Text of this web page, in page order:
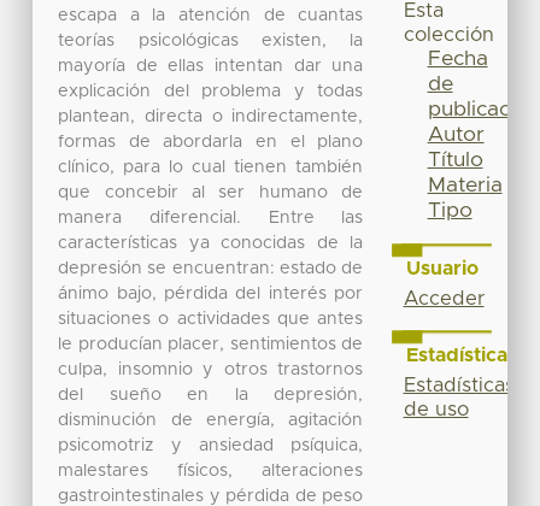
escapa a la atención de cuantas
teorías psicológicas existen, la
mayoría de ellas intentan dar una
explicación del problema y todas
plantean, directa o indirectamente,
formas de abordarla en el plano
clínico, para lo cual tienen también
que concebir al ser humano de
manera diferencial. Entre las
características ya conocidas de la
depresión se encuentran: estado de
ánimo bajo, pérdida del interés por
situaciones o actividades que antes
le producían placer, sentimientos de
culpa, insomnio y otros trastornos
del sueño en la depresión,
disminución de energía, agitación
psicomotriz y ansiedad psíquica,
malestares físicos, alteraciones
gastrointestinales y pérdida de peso
Esta
colección
Fecha
de
publicación
Autor
Título
Materia
Tipo
Usuario
Acceder
Estadísticas
Estadísticas
de uso